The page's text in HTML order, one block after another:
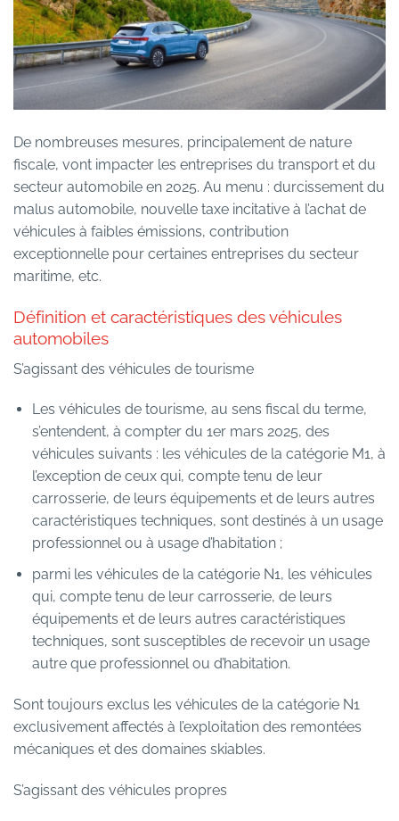
De nombreuses mesures, principalement de nature
fiscale, vont impacter les entreprises du transport et du
secteur automobile en 2025. Au menu : durcissement du
malus automobile, nouvelle taxe incitative à l’achat de
véhicules à faibles émissions, contribution
exceptionnelle pour certaines entreprises du secteur
maritime, etc.
Définition et caractéristiques des véhicules
automobiles
S’agissant des véhicules de tourisme
Les véhicules de tourisme, au sens fiscal du terme,
s’entendent, à compter du 1er mars 2025, des
véhicules suivants : les véhicules de la catégorie M1, à
l’exception de ceux qui, compte tenu de leur
carrosserie, de leurs équipements et de leurs autres
caractéristiques techniques, sont destinés à un usage
professionnel ou à usage d’habitation ;
parmi les véhicules de la catégorie N1, les véhicules
qui, compte tenu de leur carrosserie, de leurs
équipements et de leurs autres caractéristiques
techniques, sont susceptibles de recevoir un usage
autre que professionnel ou d’habitation.
Sont toujours exclus les véhicules de la catégorie N1
exclusivement affectés à l’exploitation des remontées
mécaniques et des domaines skiables.
S’agissant des véhicules propres